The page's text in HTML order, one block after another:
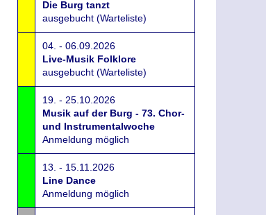
Die Burg tanzt
ausgebucht (Warteliste)
04. - 06.09.2026
Live-Musik Folklore
ausgebucht (Warteliste)
19. - 25.10.2026
Musik auf der Burg - 73. Chor-
und Instrumentalwoche
Anmeldung möglich
13. - 15.11.2026
Line Dance
Anmeldung möglich